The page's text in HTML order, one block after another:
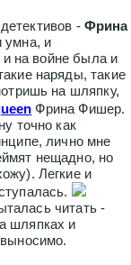
- Фрина
умна, и
и на войне была и
наряды, такие
на шляпку,
Фрина Фишер.
точно как
лично мне
нещадно, но
Легкие и
читать -
шляпках и